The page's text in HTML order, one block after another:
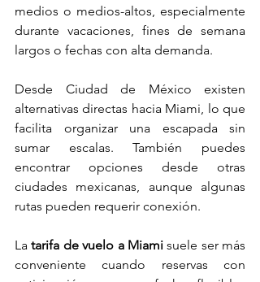
medios o medios-altos, especialmente
durante vacaciones, fines de semana
largos o fechas con alta demanda.
Desde Ciudad de México existen
alternativas directas hacia Miami, lo que
facilita organizar una escapada sin
sumar escalas. También puedes
encontrar opciones desde otras
ciudades mexicanas, aunque algunas
rutas pueden requerir conexión.
La tarifa de vuelo a Miami suele ser más
conveniente cuando reservas con